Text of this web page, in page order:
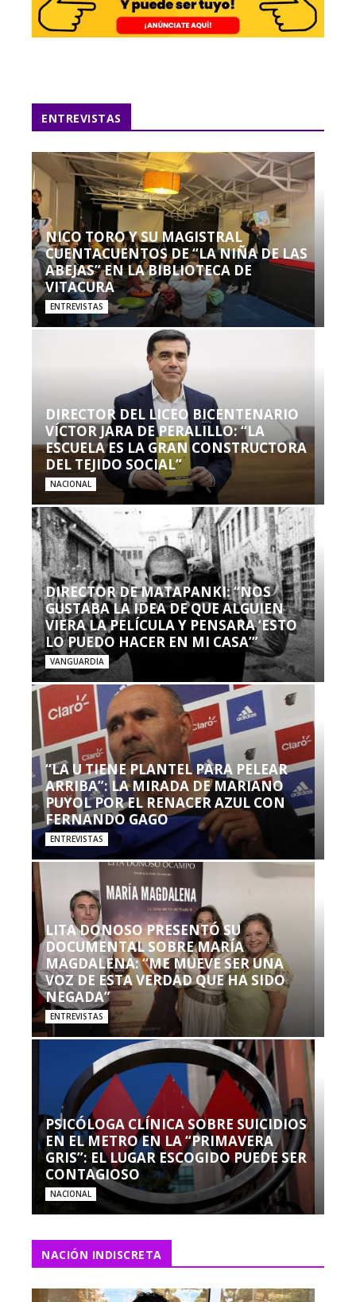
ENTREVISTAS
NICO TORO Y SU MAGISTRAL
CUENTACUENTOS DE “LA NIÑA DE LAS
ABEJAS” EN LA BIBLIOTECA DE
VITACURA
ENTREVISTAS
DIRECTOR DEL LICEO BICENTENARIO
VÍCTOR JARA DE PERALILLO: “LA
ESCUELA ES LA GRAN CONSTRUCTORA
DEL TEJIDO SOCIAL”
NACIONAL
DIRECTOR DE MATAPANKI: “NOS
GUSTABA LA IDEA DE QUE ALGUIEN
VIERA LA PELÍCULA Y PENSARA ‘ESTO
LO PUEDO HACER EN MI CASA’”
VANGUARDIA
“LA U TIENE PLANTEL PARA PELEAR
ARRIBA”: LA MIRADA DE MARIANO
PUYOL POR EL RENACER AZUL CON
FERNANDO GAGO
ENTREVISTAS
LITA DONOSO PRESENTÓ SU
DOCUMENTAL SOBRE MARÍA
MAGDALENA: “ME MUEVE SER UNA
VOZ DE ESTA VERDAD QUE HA SIDO
NEGADA”
ENTREVISTAS
PSICÓLOGA CLÍNICA SOBRE SUICIDIOS
EN EL METRO EN LA “PRIMAVERA
GRIS”: EL LUGAR ESCOGIDO PUEDE SER
CONTAGIOSO
NACIONAL
NACIÓN INDISCRETA